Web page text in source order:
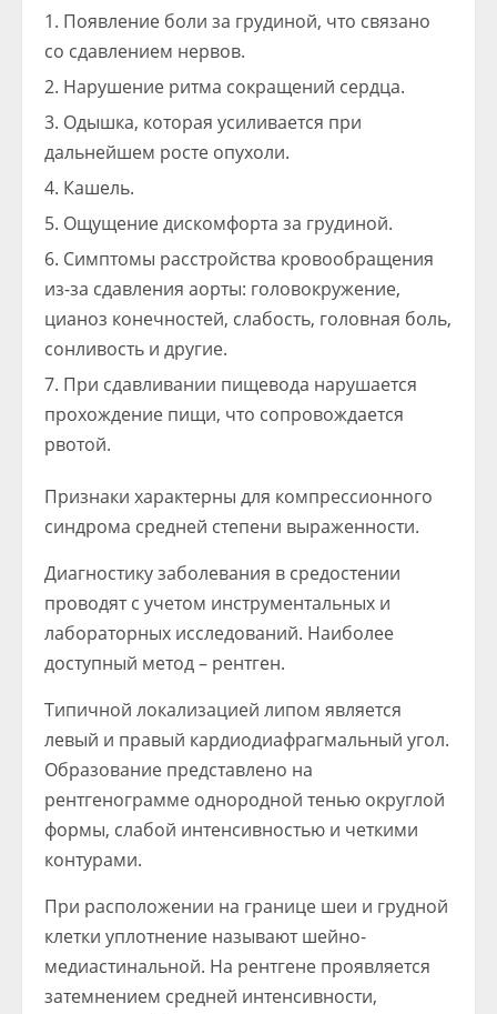
Появление боли за грудиной, что связано
со сдавлением нервов.
Нарушение ритма сокращений сердца.
Одышка, которая усиливается при
дальнейшем росте опухоли.
Кашель.
Ощущение дискомфорта за грудиной.
Симптомы расстройства кровообращения
из-за сдавления аорты: головокружение,
цианоз конечностей, слабость, головная боль,
сонливость и другие.
При сдавливании пищевода нарушается
прохождение пищи, что сопровождается
рвотой.
Признаки характерны для компрессионного
синдрома средней степени выраженности.
Диагностику заболевания в средостении
проводят с учетом инструментальных и
лабораторных исследований. Наиболее
доступный метод – рентген.
Типичной локализацией липом является
левый и правый кардиодиафрагмальный угол.
Образование представлено на
рентгенограмме однородной тенью округлой
формы, слабой интенсивностью и четкими
контурами.
При расположении на границе шеи и грудной
клетки уплотнение называют шейно-
медиастинальной. На рентгене проявляется
затемнением средней интенсивности,